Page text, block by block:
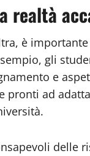
realtà
è
gli
e
ad
delle